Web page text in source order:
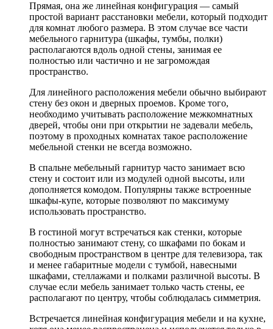
Прямая, она же линейная конфигурация — самый
простой вариант расстановки мебели, который подходит
для комнат любого размера. В этом случае все части
мебельного гарнитура (шкафы, тумбы, полки)
располагаются вдоль одной стены, занимая ее
полностью или частично и не загромождая
пространство.
Для линейного расположения мебели обычно выбирают
стену без окон и дверных проемов. Кроме того,
необходимо учитывать расположение межкомнатных
дверей, чтобы они при открытии не задевали мебель,
поэтому в проходных комнатах такое расположение
мебельной стенки не всегда возможно.
В спальне мебельный гарнитур часто занимает всю
стену и состоит или из модулей одной высоты, или
дополняется комодом. Популярны также встроенные
шкафы-купе, которые позволяют по максимуму
использовать пространство.
В гостиной могут встречаться как стенки, которые
полностью занимают стену, со шкафами по бокам и
свободным пространством в центре для телевизора, так
и менее габаритные модели с тумбой, навесными
шкафами, стеллажами и полками различной высоты. В
случае если мебель занимает только часть стены, ее
располагают по центру, чтобы соблюдалась симметрия.
Встречается линейная конфигурация мебели и на кухне,